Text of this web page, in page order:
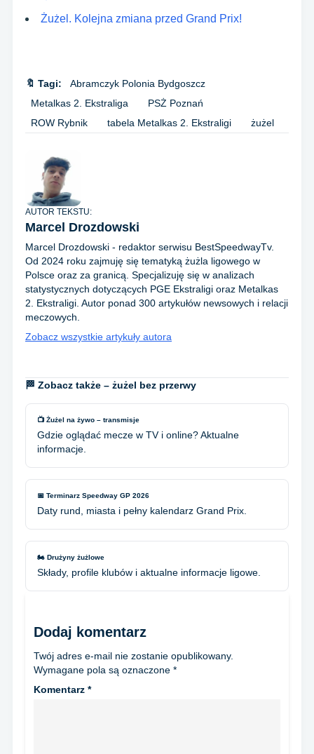
Żużel. Kolejna zmiana przed Grand Prix!
🔖 Tagi:
Abramczyk Polonia Bydgoszcz
Metalkas 2. Ekstraliga
PSŻ Poznań
ROW Rybnik
tabela Metalkas 2. Ekstraligi żużel
AUTOR TEKSTU:
Marcel Drozdowski
Marcel Drozdowski - redaktor serwisu BestSpeedwayTv.
Od 2024 roku zajmuję się tematyką żużla ligowego w
Polsce oraz za granicą. Specjalizuję się w analizach
statystycznych dotyczących PGE Ekstraligi oraz Metalkas
2. Ekstraligi. Autor ponad 300 artykułów newsowych i relacji
meczowych.
Zobacz wszystkie artykuły autora
🏁 Zobacz także – żużel bez przerwy
📺 Żużel na żywo – transmisje
Gdzie oglądać mecze w TV i online? Aktualne
informacje.
📅 Terminarz Speedway GP 2026
Daty rund, miasta i pełny kalendarz Grand Prix.
🏍️ Drużyny żużlowe
Składy, profile klubów i aktualne informacje ligowe.
Dodaj komentarz
Twój adres e-mail nie zostanie opublikowany.
Wymagane pola są oznaczone *
Komentarz *